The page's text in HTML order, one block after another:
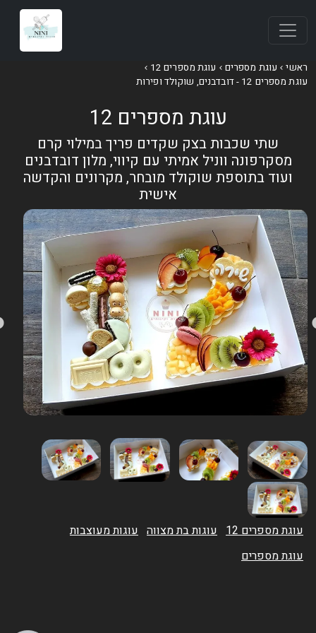
ראשי עוגת מספרים
עוגת מספרים 12
עוגת מספרים 12 - דובדבנים, שוקולד ופירות
עוגת מספרים 12
שתי שכבות בצק שקדים פריך במילוי קרם
מסקרפונה ווניל אמיתי עם קיווי, מלון דובדבנים
ועוד בתוספת שוקולד מובחר, מקרונים והקדשה
אישית
עוגת מספרים 12 עוגות בת מצווה עוגות מעוצבות
עוגת מספרים